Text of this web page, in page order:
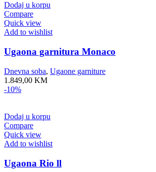
Dodaj u korpu
Compare
Quick view
Add to wishlist
Ugaona garnitura Monaco
Dnevna soba, Ugaone garniture
1.849,00 KM
-10%
Dodaj u korpu
Compare
Quick view
Add to wishlist
Ugaona Rio ll